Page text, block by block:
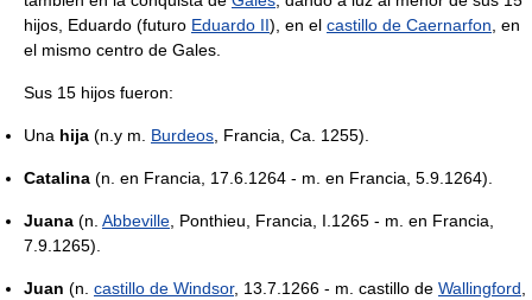
hijos, Eduardo (futuro Eduardo II), en el castillo de Caernarfon, en
el mismo centro de Gales.
Sus 15 hijos fueron:
Una hija (n.y m. Burdeos, Francia, Ca. 1255).
Catalina (n. en Francia, 17.6.1264 - m. en Francia, 5.9.1264).
Juana (n. Abbeville, Ponthieu, Francia, I.1265 - m. en Francia,
7.9.1265).
Juan (n. castillo de Windsor, 13.7.1266 - m. castillo de Wallingford,